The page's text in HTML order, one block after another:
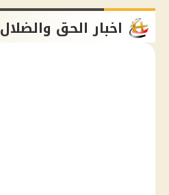
اخبار الحق والضلال